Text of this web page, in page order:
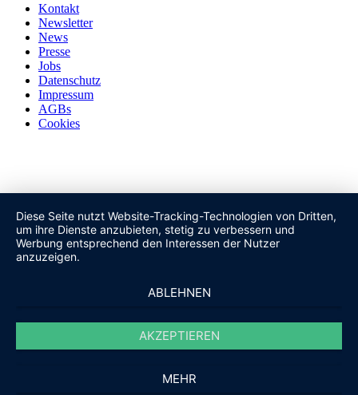
Kontakt
Newsletter
News
Presse
Jobs
Datenschutz
Impressum
AGBs
Cookies
Diese Seite nutzt Website-Tracking-Technologien von Dritten,
um ihre Dienste anzubieten, stetig zu verbessern und
Werbung entsprechend den Interessen der Nutzer
anzuzeigen.
ABLEHNEN
AKZEPTIEREN
MEHR